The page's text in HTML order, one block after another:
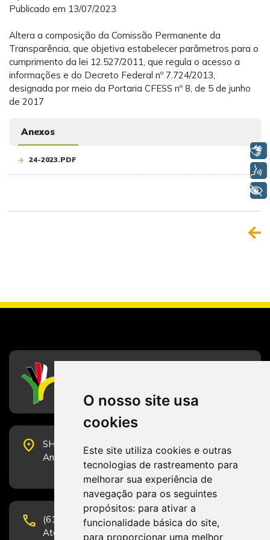
O nosso site usa
cookies
Este site utiliza cookies e outras
tecnologias de rastreamento para
melhorar sua experiência de
navegação para os seguintes
propósitos: para ativar a
funcionalidade básica do site,
para proporcionar uma melhor
Publicado em 13/07/2023
Altera a composição da Comissão Permanente da
Transparência, que objetiva estabelecer parâmetros para o
cumprimento da lei 12.527/2011, que regula o acesso a
informações e do Decreto Federal nº 7.724/2013,
designada por meio da Portaria CFESS nº 8, de 5 de junho
de 2017
Anexos
24-2023.PDF
place
SHS Quadra 6, Bloco E, Complexo Brasil 21, 20º
Andar, Sala 2001 - CEP 70322-915 - Brasília/DF
phone
(61) 3223-1652 e (61) 98131-3801.
Atendimento por telefone em horário comercial